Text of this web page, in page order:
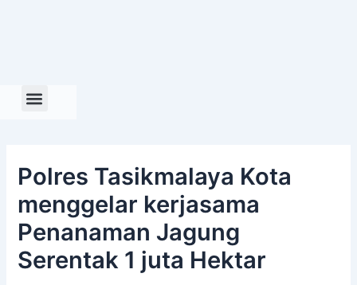
Polres Tasikmalaya Kota
menggelar kerjasama
Penanaman Jagung
Serentak 1 juta Hektar